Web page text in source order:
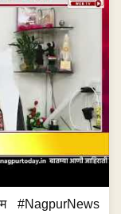
#NagpurNews